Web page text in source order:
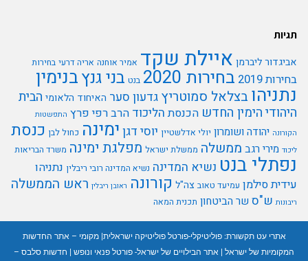
תגיות
אביגדור ליברמן איילת שקד אמיר אוחנה אריה דרעי בחירות
בחירות 2019 בחירות 2020 בנט בני גנץבנימין
נתניהובצלאל סמוטריץ גדעון סער האיחוד הלאומי הבית
היהודיהימין החדש הכנסת הליכוד הרב רפי פרץ התפשטות
הקורונה יהודה ושומרון יולי אדלשטיין יוסי דגן ימינה כחול לבן כנסת
ליכוד מירי רגב ממשלה ממשלת ישראל מפלגת ימינה משרד הבריאות
נפתלי בנט נשיא המדינה נשיא המדינה רובי ריבלין נתניהו
עידית סילמן עמיעד טאוב צה"ל קורונה ראובן ריבלין ראש הממשלה
ריבונות ש"ס שר הביטחון תכנית המאה
אתרי עט תקשורת:פוליטיקלי-פורטל פוליטיקה ישראלית |מקומי – אתר החדשות
המקומיות של ישראל
אתר הבילויים של ישראל- פורטל פנאי ונופש
חדשות סלבס –